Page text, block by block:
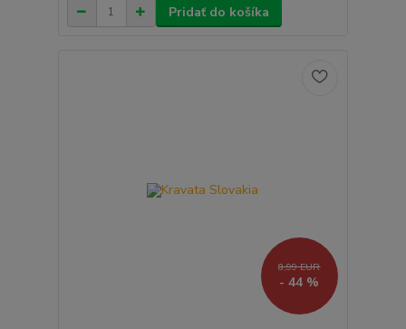
Pridať do košíka
8,99 EUR
- 44 %